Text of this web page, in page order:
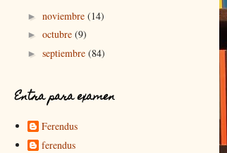
► noviembre (14)
► octubre (9)
► septiembre (84)
Entra para examen
Ferendus
ferendus